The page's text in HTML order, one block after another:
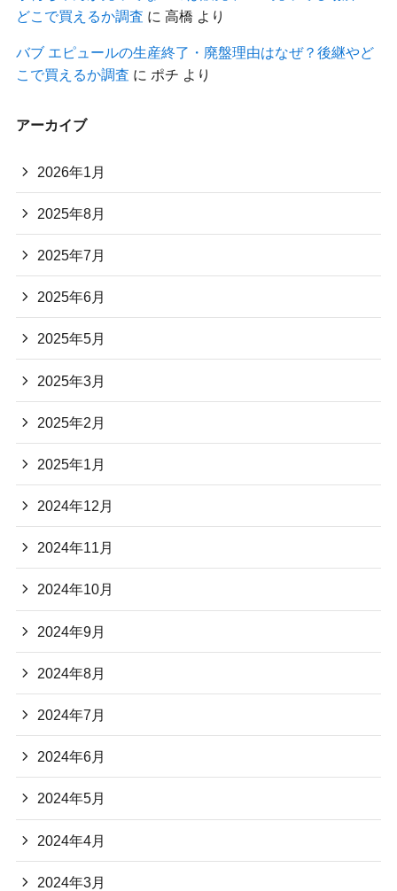
どこで買えるか調査 に 高橋 より
バブ エピュールの生産終了・廃盤理由はなぜ？後継やど
こで買えるか調査 に ポチ より
アーカイブ
2026年1月
2025年8月
2025年7月
2025年6月
2025年5月
2025年3月
2025年2月
2025年1月
2024年12月
2024年11月
2024年10月
2024年9月
2024年8月
2024年7月
2024年6月
2024年5月
2024年4月
2024年3月